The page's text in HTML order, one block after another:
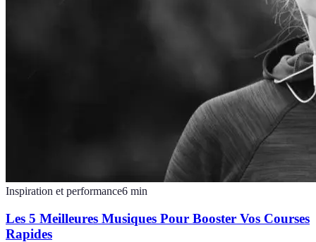
Inspiration et performance6 min
Les 5 Meilleures Musiques Pour Booster Vos Courses
Rapides